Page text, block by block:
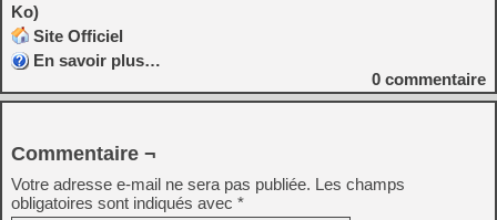
Ko)
Site Officiel
En savoir plus…
0 commentaire
Commentaire ¬
Votre adresse e-mail ne sera pas publiée. Les champs
obligatoires sont indiqués avec *